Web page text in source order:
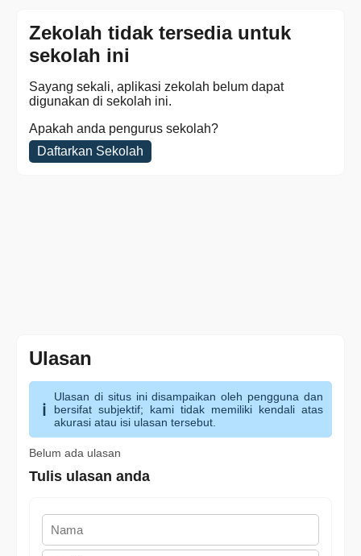
Zekolah tidak tersedia untuk
sekolah ini
Sayang sekali, aplikasi zekolah belum dapat
digunakan di sekolah ini.
Apakah anda pengurus sekolah?
Daftarkan Sekolah
Ulasan
Ulasan di situs ini disampaikan oleh pengguna dan
bersifat subjektif; kami tidak memiliki kendali atas
akurasi atau isi ulasan tersebut.
Belum ada ulasan
Tulis ulasan anda